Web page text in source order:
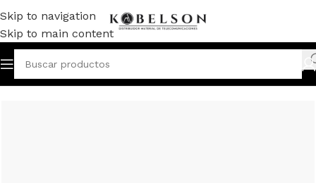
Skip to navigation
Skip to main content
Inicio/DATOS /MULTIPLEXORES